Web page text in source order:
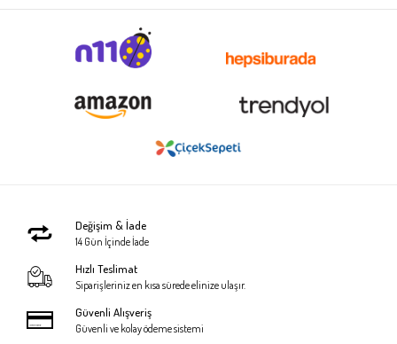
Değişim & İade
14 Gün İçinde İade
Hızlı Teslimat
Siparişleriniz en kısa sürede elinize ulaşır.
Güvenli Alışveriş
Güvenli ve kolay ödeme sistemi